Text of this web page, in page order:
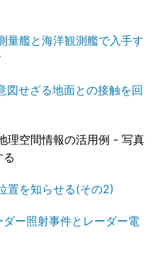
量艦と海洋観測艦で入手す
図せざる地面との接触を回
理空間情報の活用例 - 写真
置を知らせる(その2)
ー照射事件とレーダー電